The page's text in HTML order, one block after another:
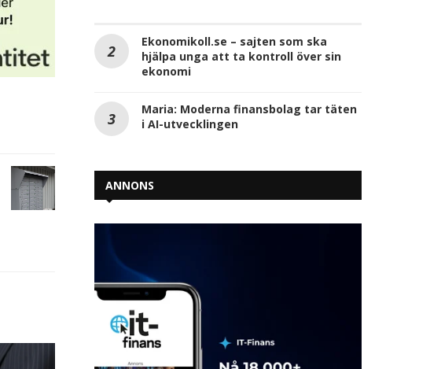
Ekonomikoll.se – sajten som ska
hjälpa unga att ta kontroll över sin
ekonomi
Maria: Moderna finansbolag tar täten
i AI-utvecklingen
ANNONS